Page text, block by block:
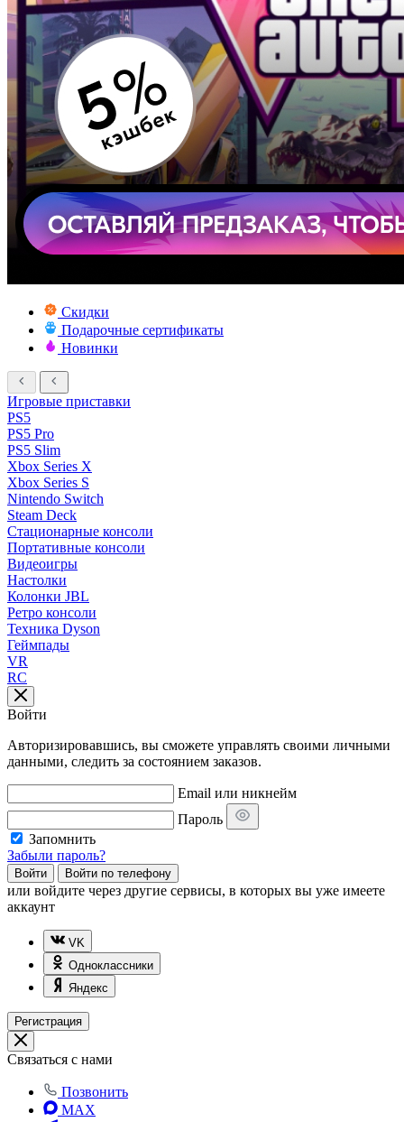
Скидки
Подарочные сертификаты
Новинки
Игровые приставки
PS5
PS5 Pro
PS5 Slim
Xbox Series X
Xbox Series S
Nintendo Switch
Steam Deck
Стационарные консоли
Портативные консоли
Видеоигры
Настолки
Колонки JBL
Ретро консоли
Техника Dyson
Геймпады
VR
RC
Войти
Авторизировавшись, вы сможете управлять своими личными
данными, следить за состоянием заказов.
Email или никнейм
Пароль
Запомнить
Забыли пароль?
Войти Войти по телефону
или войдите через другие сервисы, в которых вы уже имеете
аккаунт
VK
Одноклассники
Яндекс
Регистрация
Связаться с нами
Позвонить
MAX